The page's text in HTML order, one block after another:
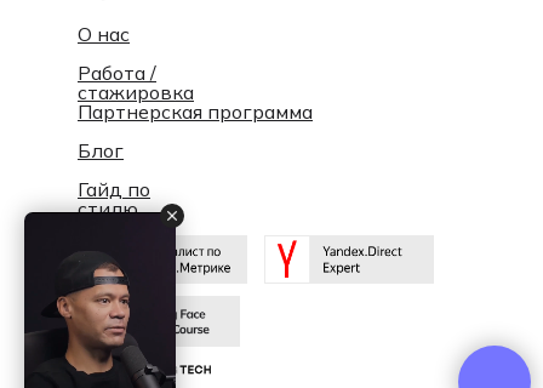
О нас
Работа /
стажировка
Партнерская программа
Блог
Гайд по
стилю